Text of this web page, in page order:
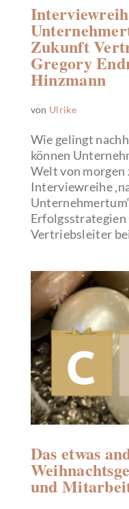
Zukunft
Gregory
Hinzmann
von Ulrike
Wie gelingt
können
Welt von morgen
Interviewreihe
Erfolgsstrategien
Vertriebsleiter
Das etwas
und